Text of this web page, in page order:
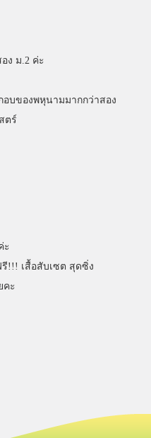
ง ม.2 ค่ะ
อบของพหุนามมากกว่าสอง
ตร์
ะ
รี!!! เสื้อสับเซต สุดซิ่ง
คะ